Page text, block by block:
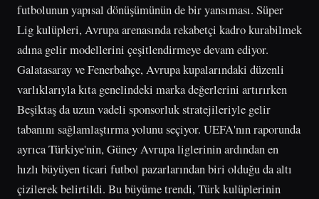
futbolunun yapısal dönüşümünün de bir yansıması. Süper
Lig kulüpleri, Avrupa arenasında rekabetçi kadro kurabilmek
adına gelir modellerini çeşitlendirmeye devam ediyor.
Galatasaray ve Fenerbahçe, Avrupa kupalarındaki düzenli
varlıklarıyla kıta genelindeki marka değerlerini artırırken
Beşiktaş da uzun vadeli sponsorluk stratejileriyle gelir
tabanını sağlamlaştırma yolunu seçiyor. UEFA'nın raporunda
ayrıca Türkiye'nin, Güney Avrupa liglerinin ardından en
hızlı büyüyen ticari futbol pazarlarından biri olduğu da altı
çizilerek belirtildi. Bu büyüme trendi, Türk kulüplerinin